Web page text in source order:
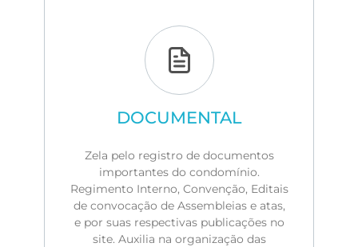
DOCUMENTAL
Zela pelo registro de documentos
importantes do condomínio.
Regimento Interno, Convenção, Editais
de convocação de Assembleias e atas,
e por suas respectivas publicações no
site. Auxilia na organização das